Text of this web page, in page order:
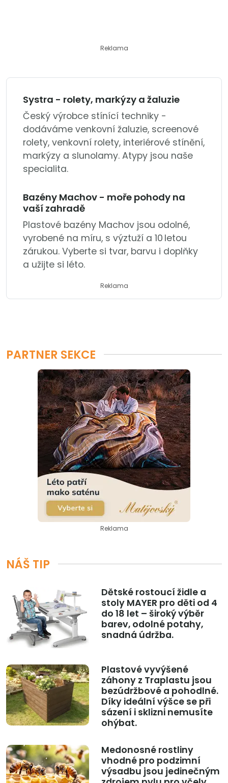
Reklama
Systra - rolety, markýzy a žaluzie
Český výrobce stínící techniky -
dodáváme venkovní žaluzie, screenové
rolety, venkovní rolety, interiérové stínění,
markýzy a slunolamy. Atypy jsou naše
specialita.
Bazény Machov - moře pohody na
vaší zahradě
Plastové bazény Machov jsou odolné,
vyrobené na míru, s výztuží a 10 letou
zárukou. Vyberte si tvar, barvu i doplňky
a užijte si léto.
Reklama
PARTNER SEKCE
Reklama
NÁŠ TIP
Dětské rostoucí židle a
stoly MAYER pro děti od 4
do 18 let – široký výběr
barev, odolné potahy,
snadná údržba.
Plastové vyvýšené
záhony z Traplastu jsou
bezúdržbové a pohodlné.
Díky ideální výšce se při
sázení i sklizni nemusíte
ohýbat.
Medonosné rostliny
vhodné pro podzimní
výsadbu jsou jedinečným